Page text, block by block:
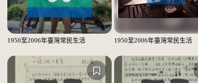
1950至2006年臺灣常民生活 1950至2006年臺灣常民生活